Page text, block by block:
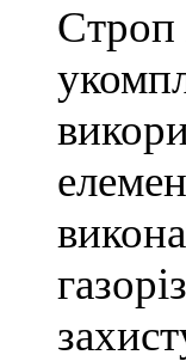
Строп